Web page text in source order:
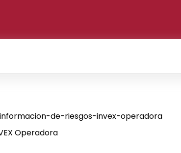
de-riesgos-invex-operadora
Operadora